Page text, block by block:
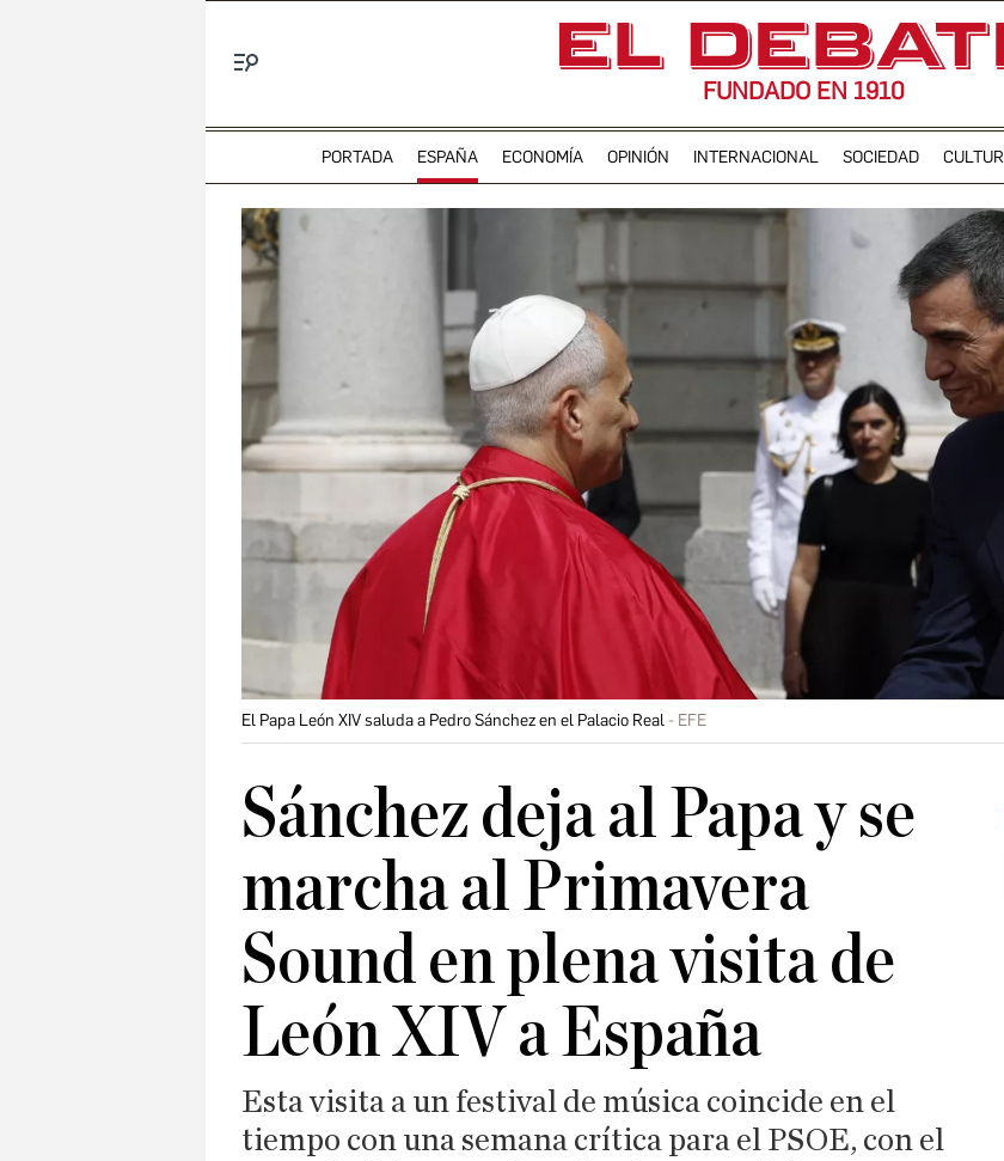
FUNDADO EN 1910
PORTADA ESPAÑA ECONOMÍA OPINIÓN INTERNACIONAL SOCIEDAD
El Papa León XIV saluda a Pedro Sánchez en el Palacio Real EFE
Sánchez deja al Papa y se
marcha al Primavera
Sound en plena visita de
León XIV a España
Esta visita a un festival de música coincide en el
tiempo con una semana crítica para el PSOE, con el